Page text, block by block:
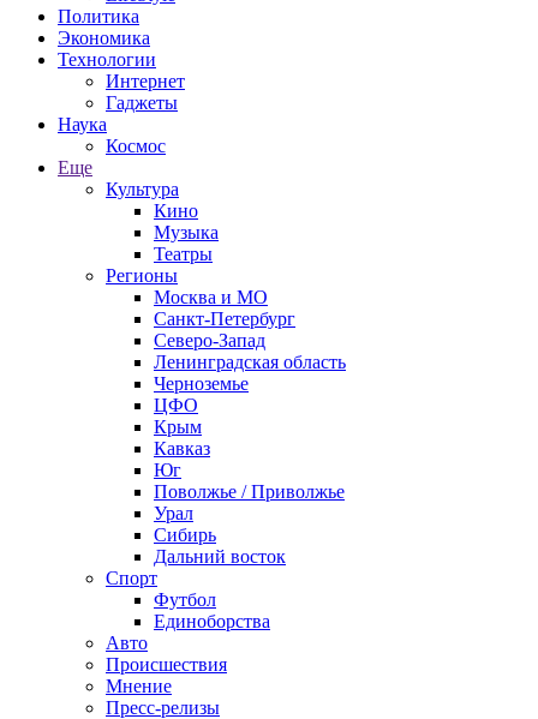
Политика
Экономика
Технологии
Интернет
Гаджеты
Наука
Космос
Еще
Культура
Кино
Музыка
Театры
Регионы
Москва и МО
Санкт-Петербург
Северо-Запад
Ленинградская область
Черноземье
ЦФО
Крым
Кавказ
Юг
Поволжье / Приволжье
Урал
Сибирь
Дальний восток
Спорт
Футбол
Единоборства
Авто
Происшествия
Мнение
Пресс-релизы